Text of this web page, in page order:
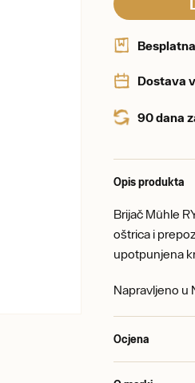
Dostava
90 dana
Opis produkta
Brijač Mühle
oštrica i
upotpunjena
Napravljeno u
Ocjena